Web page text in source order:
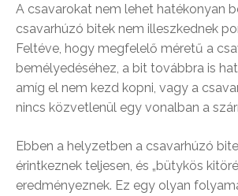
A csavarokat nem lehet hatékonyan
csavarhúzó bitek nem illeszkednek
Feltéve, hogy megfelelő méretű a
bemélyedéséhez, a bit továbbra is
amíg el nem kezd kopni, vagy a
nincs közvetlenül egy vonalban a
Ebben a helyzetben a csavarhúzó
érintkeznek teljesen, és „bütykös
eredményeznek. Ez egy olyan